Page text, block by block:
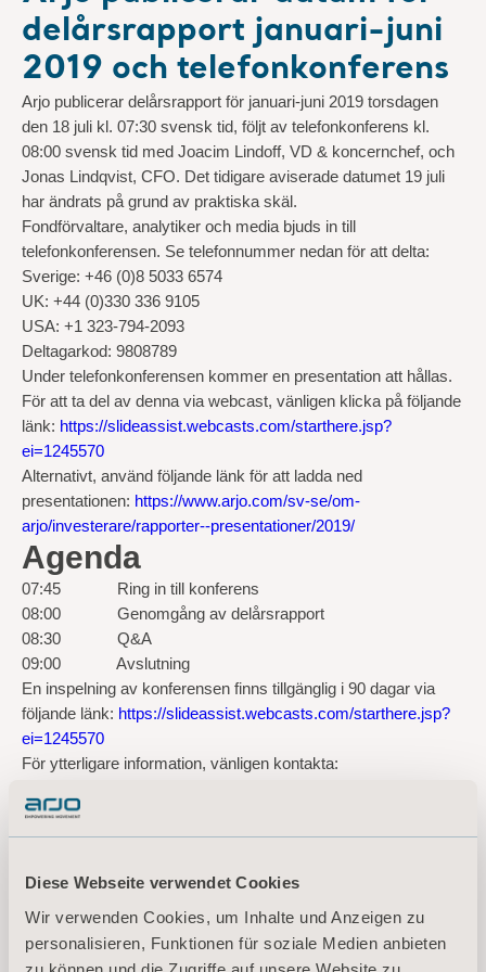
Diese Webseite verwendet Cookies
Wir verwenden Cookies, um Inhalte und Anzeigen zu
personalisieren, Funktionen für soziale Medien anbieten
delårsrapport januari-juni
2019 och telefonkonferens
Arjo publicerar delårsrapport för januari-juni 2019 torsdagen
den 18 juli kl. 07:30 svensk tid, följt av telefonkonferens kl.
08:00 svensk tid med Joacim Lindoff, VD & koncernchef, och
Jonas Lindqvist, CFO. Det tidigare aviserade datumet 19 juli
har ändrats på grund av praktiska skäl.
Fondförvaltare, analytiker och media bjuds in till
telefonkonferensen. Se telefonnummer nedan för att delta:
Sverige: +46 (0)8 5033 6574
UK: +44 (0)330 336 9105
USA: +1 323-794-2093
Deltagarkod: 9808789
Under telefonkonferensen kommer en presentation att hållas.
För att ta del av denna via webcast, vänligen klicka på följande
länk: https://slideassist.webcasts.com/starthere.jsp?
ei=1245570
Alternativt, använd följande länk för att ladda ned
presentationen: https://www.arjo.com/sv-se/om-
arjo/investerare/rapporter--presentationer/2019/
Agenda
07:45 Ring in till konferens
08:00 Genomgång av delårsrapport
08:30 Q&A
09:00 Avslutning
En inspelning av konferensen finns tillgänglig i 90 dagar via
följande länk: https://slideassist.webcasts.com/starthere.jsp?
ei=1245570
För ytterligare information, vänligen kontakta:
Public Relations
Tel: +46(0)10 335 4810
Saloni Deva, Investor Relations & Corporate Communications
Tel: +46 (0)10 335 4867
Email:saloni.deva@arjo.com
Om Arjo